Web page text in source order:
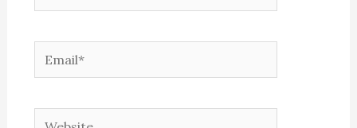
Email*
Website